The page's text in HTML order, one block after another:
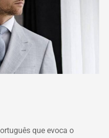
que evoca o